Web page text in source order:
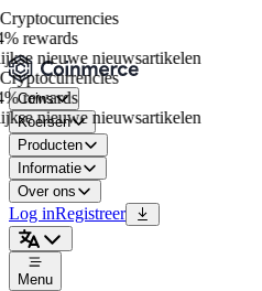
rewards
nieuwe nieuwsartikelen
rewards
nieuwe nieuwsartikelen
Coins
Koersen
Producten
Informatie
Over ons
Log inRegistreer
Menu